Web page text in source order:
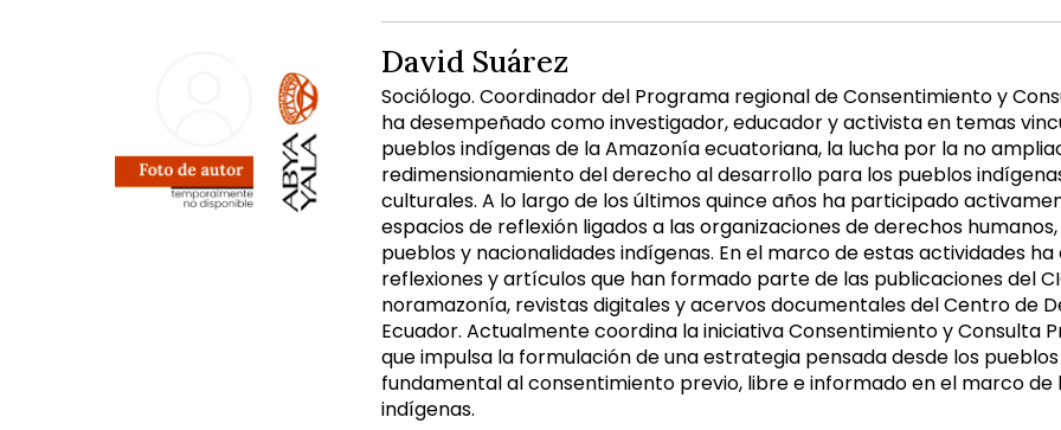
David Suárez
Sociólogo. Coordinador del Programa regional de Consentimiento y
ha desempeñado como investigador, educador y activista en temas
pueblos indígenas de la Amazonía ecuatoriana, la lucha por la no
redimensionamiento del derecho al desarrollo para los pueblos
culturales. A lo largo de los últimos quince años ha participado
espacios de reflexión ligados a las organizaciones de derechos
pueblos y nacionalidades indígenas. En el marco de estas actividades
reflexiones y artículos que han formado parte de las publicaciones del
noramazonía, revistas digitales y acervos documentales del Centro de
Ecuador. Actualmente coordina la iniciativa Consentimiento y Consulta
que impulsa la formulación de una estrategia pensada desde los
fundamental al consentimiento previo, libre e informado en el marco
indígenas.